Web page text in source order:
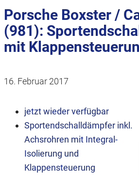
Porsche Boxster /
(981):
mit
16. Februar 2017
jetzt wieder verfügbar
Sportendschalldämpfer inkl.
Achsrohren mit Integral-
Isolierung und
Klappensteuerung